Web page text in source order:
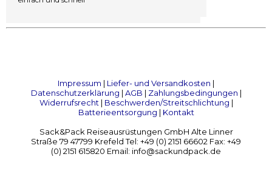
Impressum | Liefer- und Versandkosten |
Datenschutzerklärung | AGB | Zahlungsbedingungen |
Widerrufsrecht| Beschwerden/Streitschlichtung |
Batterieentsorgung | Kontakt
Sack&Pack Reiseausrüstungen GmbH Alte Linner
Straße 79 47799 Krefeld Tel: +49 (0) 2151 66602 Fax: +49
(0) 2151 615820 Email: info@sackundpack.de